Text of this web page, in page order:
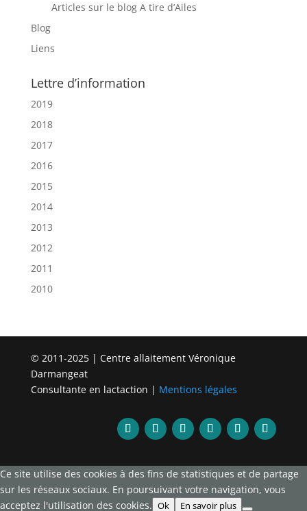
Articles sur le blog A tire d’Ailes
Blog
Liens
Lettre d’information
2019
2018
2017
2016
2015
2014
2013
2012
2011
2010
© 2011-2025 | Centre allaitement Véronique
Darmangeat
Consultante en lactaction | Mentions légales
Ce site utilise des cookies à des fins de statistiques et de partage
sur les réseaux sociaux. En poursuivant votre navigation, vous
acceptez l'utilisation des cookies. Ok En savoir plus